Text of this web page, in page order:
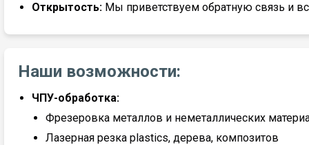
Открытость: Мы приветствуем обратную связь и
Наши возможности:
ЧПУ-обработка:
Фрезеровка металлов и неметаллических
Лазерная резка plastics, дерева, композитов